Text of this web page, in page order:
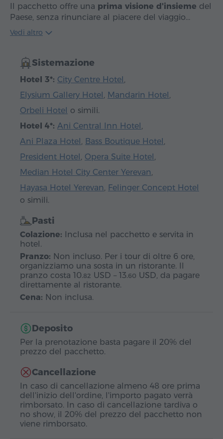
Il pacchetto offre una prima visione d'insieme del
Paese, senza rinunciare al piacere del viaggio…
Vedi altro
Sistemazione
Hotel 3*: City Centre Hotel ,
Elysium Gallery Hotel , Mandarin Hotel ,
Orbeli Hotel o simili.
Hotel 4*: Ani Central Inn Hotel ,
Ani Plaza Hotel , Bass Boutique Hotel ,
President Hotel , Opera Suite Hotel ,
Median Hotel City Center Yerevan,
Hayasa Hotel Yerevan, Felinger Concept Hotel
o simili.
Pasti
Colazione: Inclusa nel pacchetto e servita in
hotel.
Pranzo: Non incluso. Per i tour di oltre 6 ore,
organizziamo una sosta in un ristorante. Il
pranzo costa 10.82 USD – 13.60 USD, da pagare
direttamente al ristorante.
Cena: Non inclusa.
Deposito
Per la prenotazione basta pagare il 20% del
prezzo del pacchetto.
Cancellazione
In caso di cancellazione almeno 48 ore prima
dell'inizio dell'ordine, l'importo pagato verrà
rimborsato. In caso di cancellazione tardiva o
no show, il 20% del prezzo del pacchetto non
viene rimborsato.